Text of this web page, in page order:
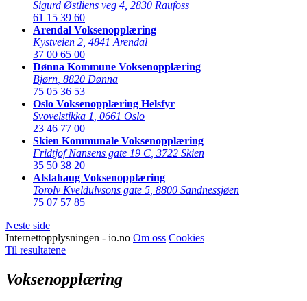
Sigurd Østliens veg 4 2830 Raufoss
61 15 39 60
Arendal Voksenopplæring
Kystveien 2 4841 Arendal
37 00 65 00
Dønna Kommune Voksenopplæring
Bjørn 8820 Dønna
75 05 36 53
Oslo Voksenopplæring Helsfyr
Svovelstikka 1 0661 Oslo
23 46 77 00
Skien Kommunale Voksenopplæring
Fridtjof Nansens gate 19 C 3722 Skien
35 50 38 20
Alstahaug Voksenopplæring
Torolv Kveldulvsons gate 5 8800 Sandnessjøen
75 07 57 85
Neste side
Internettopplysningen - io.no Om oss Cookies
Til resultatene
Voksenopplæring